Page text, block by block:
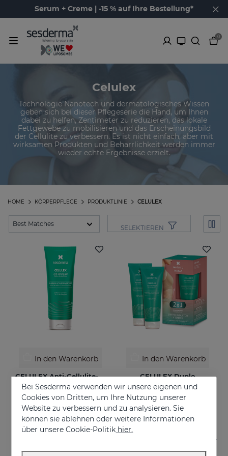
Serum + Creme | -15 % auf Ihre Bestellung*
0
Celulex
Technologie Nanotech und dermatologisches Wissen
geben sich bei dieser Pflegeserie die Hand, um Ihnen
dabei zu helfen, Zentimeter zu reduzieren, das lokale
Fettgewebe zu mobilisieren und das Erscheinungsbild
der Cellulite zu verbessern. Es ist nicht einfach, aber mit
wirksamen Produkten und Beharrlichkeit werden immer
wieder echte Ergebnisse erzielt.
CELULEX
PRODUKTLINIE
KÖRPERPFLEGE
HOME
SELEKTIEREN
In den Warenkorb
CELULEX Anti-Cellulite-Gel
Anti-Cellulite-Gel mit schlankmachender und straffender Wirkung
€ 44,95
In den Warenkorb
CELULEX Duplo
€ 44,95
Bei Sesderma verwenden wir unsere eigenen und
Cookies von Dritten, um Ihre Nutzung unserer
Website zu verbessern und zu analysieren. Sie
können sie ablehnen oder weitere Informationen
über unsere Cookie-Politik hier.